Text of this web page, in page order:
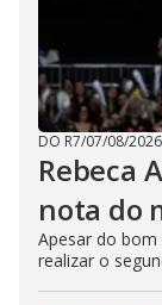
DO R7/07/08/2026
Rebeca
nota do
Apesar do
realizar o